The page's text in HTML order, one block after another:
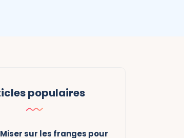
populaires
Miser sur les franges pour